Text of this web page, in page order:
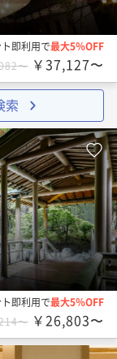
即利用で最大5％OFF
〜 ￥37,127〜
索
即利用で最大5％OFF
〜 ￥26,803〜